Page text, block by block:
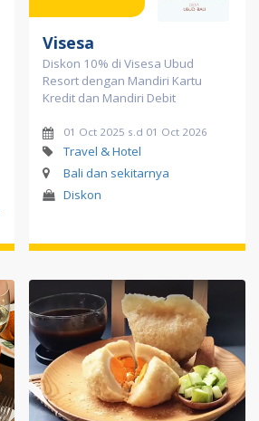
Visesa
Diskon 10% di Visesa Ubud
Resort dengan Mandiri Kartu
Kredit dan Mandiri Debit
01 Oct 2025 s.d 01 Oct 2026
Travel & Hotel
Bali dan sekitarnya
Diskon